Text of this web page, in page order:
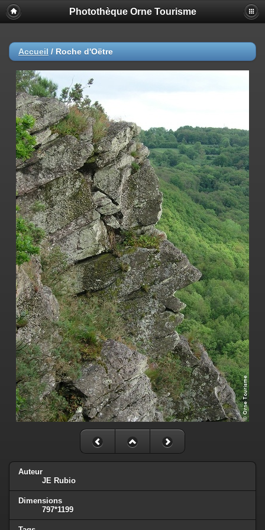
Photothèque Orne Tourisme
Accueil / Roche d'Oëtre
Auteur
JE Rubio
Dimensions
797*1199